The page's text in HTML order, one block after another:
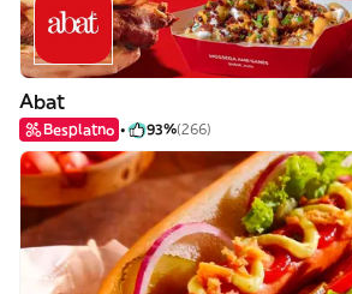
Abat
Besplatno 93%(266)